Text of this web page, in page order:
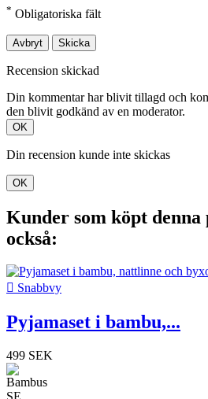
* Obligatoriska fält
Avbryt Skicka
Recension skickad
Din kommentar har blivit tillagd och
den blivit godkänd av en moderator.
OK
Din recension kunde inte skickas
OK
Kunder som köpt
också:
 Snabbvy
Pyjamaset i bambu,...
499 SEK